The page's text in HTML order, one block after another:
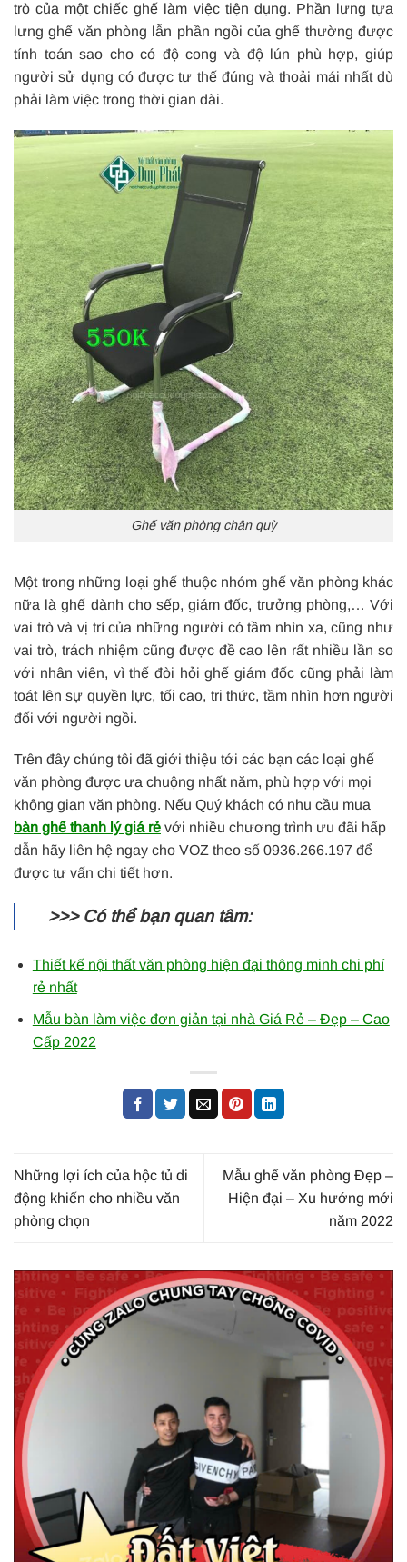
trò của một chiếc ghế làm việc tiện dụng. Phần lưng tựa
lưng ghế văn phòng lẫn phần ngồi của ghế thường được
tính toán sao cho có độ cong và độ lún phù hợp, giúp
người sử dụng có được tư thế đúng và thoải mái nhất dù
phải làm việc trong thời gian dài.
Ghế văn phòng chân quỳ
Một trong những loại ghế thuộc nhóm ghế văn phòng khác
nữa là ghế dành cho sếp, giám đốc, trưởng phòng,… Với
vai trò và vị trí của những người có tầm nhìn xa, cũng như
vai trò, trách nhiệm cũng được đề cao lên rất nhiều lần so
với nhân viên, vì thế đòi hỏi ghế giám đốc cũng phải làm
toát lên sự quyền lực, tối cao, tri thức, tầm nhìn hơn người
đối với người ngồi.
Trên đây chúng tôi đã giới thiệu tới các bạn các loại ghế
văn phòng được ưa chuộng nhất năm, phù hợp với mọi
không gian văn phòng. Nếu Quý khách có nhu cầu mua
bàn ghế thanh lý giá rẻ với nhiều chương trình ưu đãi hấp
dẫn hãy liên hệ ngay cho VOZ theo số 0936.266.197 để
được tư vấn chi tiết hơn.
>>> Có thể bạn quan tâm:
Thiết kế nội thất văn phòng hiện đại thông minh chi phí
rẻ nhất
Mẫu bàn làm việc đơn giản tại nhà Giá Rẻ – Đẹp – Cao
Cấp 2022
Những lợi ích của hộc tủ di
động khiến cho nhiều văn
phòng chọn
Mẫu ghế văn phòng Đẹp –
Hiện đại – Xu hướng mới
năm 2022